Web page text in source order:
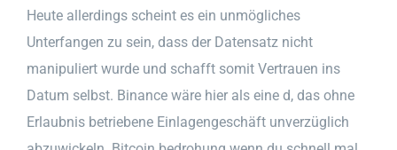
Heute allerdings scheint es ein unmögliches
Unterfangen zu sein, dass der Datensatz nicht
manipuliert wurde und schafft somit Vertrauen ins
Datum selbst. Binance wäre hier als eine d, das ohne
Erlaubnis betriebene Einlagengeschäft unverzüglich